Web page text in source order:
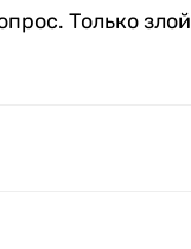
Только злой